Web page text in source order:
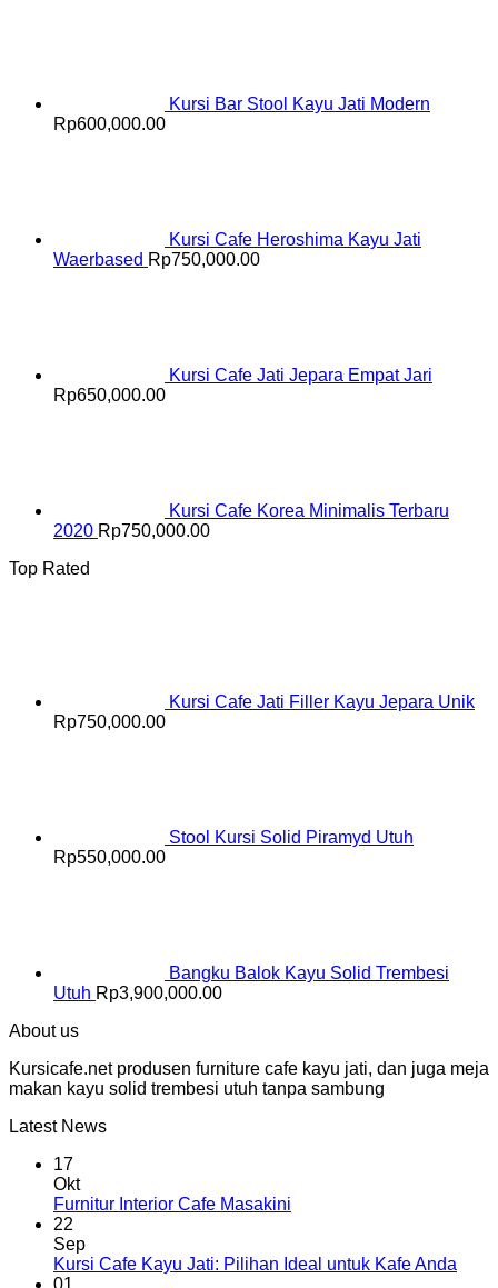
Kursi Bar Stool Kayu Jati Modern
Rp600,000.00
Kursi Cafe Heroshima Kayu Jati
Waerbased Rp750,000.00
Kursi Cafe Jati Jepara Empat Jari
Rp650,000.00
Kursi Cafe Korea Minimalis Terbaru
2020 Rp750,000.00
Top Rated
Kursi Cafe Jati Filler Kayu Jepara Unik
Rp750,000.00
Stool Kursi Solid Piramyd Utuh
Rp550,000.00
Bangku Balok Kayu Solid Trembesi
Utuh Rp3,900,000.00
About us
Kursicafe.net produsen furniture cafe kayu jati, dan juga meja
makan kayu solid trembesi utuh tanpa sambung
Latest News
17
Okt
Furnitur Interior Cafe Masakini
22
Sep
Kursi Cafe Kayu Jati: Pilihan Ideal untuk Kafe Anda